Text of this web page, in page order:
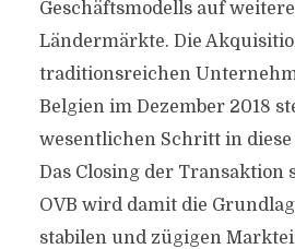
Geschäftsmodells auf
Ländermärkte. Die
traditionsreichen
Belgien im Dezember 2018
wesentlichen Schritt in
Das Closing der Transaktion
OVB wird damit die
stabilen und zügigen